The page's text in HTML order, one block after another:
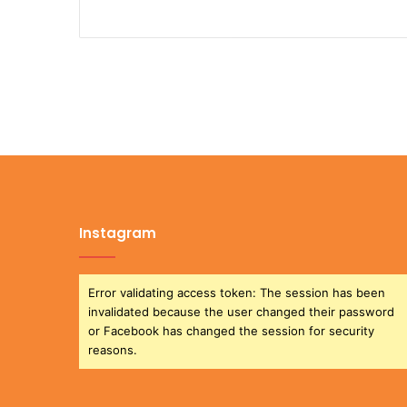
Instagram
Error validating access token: The session has been
invalidated because the user changed their password
or Facebook has changed the session for security
reasons.